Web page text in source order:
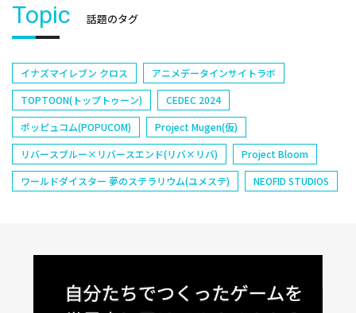
Topic 話題のタグ
イナズマイレブン クロス
アニメデータインサイトラボ
TOPTOON(トップトゥーン)
CEDEC 2024
ポッピュコム(POPUCOM)
Project Mugen(仮)
リバースブルー×リバースエンド(リバ×リバ)
Project Bloom
ワールドダイスター 夢のステラリウム(ユメステ)
NEOFID STUDIOS